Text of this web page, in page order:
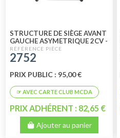
STRUCTURE DE SIÈGE AVANT
GAUCHE ASYMETRIQUE 2CV -
DYANE - ACADIANE
(CHAUFFEUR)
2752
PRIX PUBLIC : 95,00 €
PRIX ADHÉRENT : 82,65 €
Ajouter au panier